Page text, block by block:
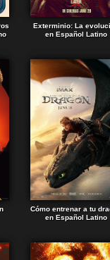
Exterminio: La
en Español Latino
Cómo entrenar a tu
en Español Latino